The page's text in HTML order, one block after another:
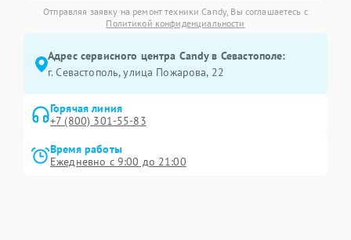
Отправляя заявку на ремонт техники Candy, Вы соглашаетесь с
Политикой конфиденциальности
Адрес сервисного центра Candy в Севастополе:
г. Севастополь, улица Пожарова, 22
Горячая линия
+7 (800) 301-55-83
Время работы
Ежедневно с 9:00 до 21:00